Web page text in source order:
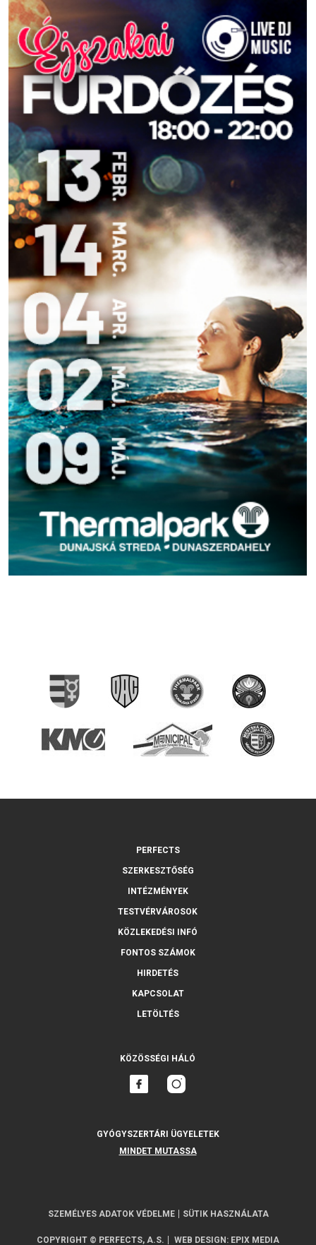
PERFECTS
SZERKESZTŐSÉG
INTÉZMÉNYEK
TESTVÉRVÁROSOK
KÖZLEKEDÉSI INFÓ
FONTOS SZÁMOK
HIRDETÉS
KAPCSOLAT
LETÖLTÉS
KÖZÖSSÉGI HÁLÓ
GYÓGYSZERTÁRI ÜGYELETEK
MINDET MUTASSA
SZEMÉLYES ADATOK VÉDELME SÜTIK HASZNÁLATA
COPYRIGHT © PERFECTS, A.S. WEB DESIGN: EPIX MEDIA